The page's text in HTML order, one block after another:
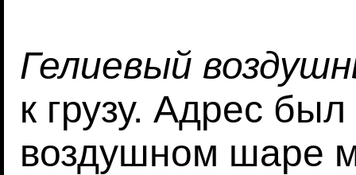
Гелиевый
к грузу. Адрес
воздушном шаре